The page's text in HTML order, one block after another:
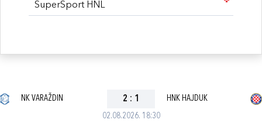
SuperSport HNL
02.08.2026. 18:30
NK VARAŽDIN 2 : 1 HNK HAJDUK